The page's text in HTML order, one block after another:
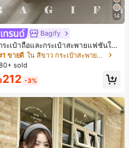
14
Bagify
ระเป๋าถือและกระเป๋าสะพายแฟชั่นให
ตกแต่งด้วยเข็มขัด เหมาะสำหรับงาน
ปาร์ตี้ การรวมตัว การออกไปข้างนอก ก
ารท่องเที่ยว การช้อปปิ้ง และการใช้งาน
ระจำวัน สามารถเก็บเหรียญ โทรศัพท์
เหมาะสำหรับกระเป๋าทำงานของพนักง
นออฟฟิศ นักศึกษามหาวิทยาลัย และ
นักงานออฟฟิศ กระเป๋าผู้หญิงที่หรูหรา
ขายดี
ใน สีขาว กระเป๋าสะพายผู้หญิง
sold
212 -3%